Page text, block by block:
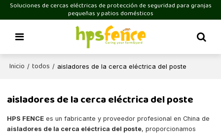
Soluciones de cercas eléctricas de protección de seguridad para granjas
pequeñas y patios domésticos
Inicio / todos / aisladores de la cerca eléctrica del poste
aisladores de la cerca eléctrica del poste
HPS FENCE es un fabricante y proveedor profesional en China de
aisladores de la cerca eléctrica del poste, proporcionamos